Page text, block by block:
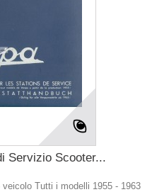
Servizio Scooter...
Tutti i modelli 1955 - 1963